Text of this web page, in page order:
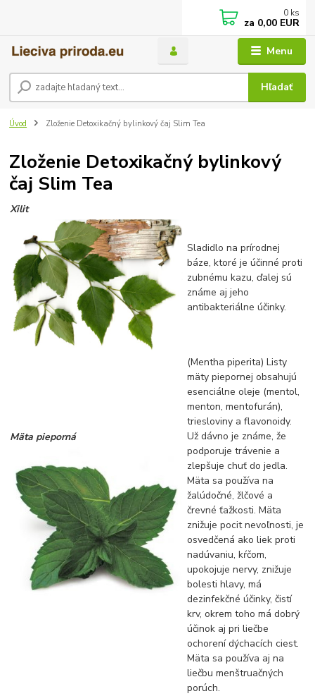
Menu
Hľadať
0 ks
za 0,00 EUR
Úvod Zloženie Detoxikačný bylinkový čaj Slim Tea
Zloženie Detoxikačný bylinkový
čaj Slim Tea
Xilit
Sladidlo na prírodnej
báze, ktoré je účinné proti
zubnému kazu, ďalej sú
známe aj jeho
antibakteriálne účinky.
Mäta pieporná
(Mentha piperita) Listy
mäty piepornej obsahujú
esenciálne oleje (mentol,
menton, mentofurán),
triesloviny a flavonoidy.
Už dávno je známe, že
podporuje trávenie a
zlepšuje chuť do jedla.
Mäta sa používa na
žalúdočné, žlčové a
črevné ťažkosti. Mäta
znižuje pocit nevoľnosti, je
osvedčená ako liek proti
nadúvaniu, kŕčom,
upokojuje nervy, znižuje
bolesti hlavy, má
dezinfekčné účinky, čistí
krv, okrem toho má dobrý
účinok aj pri liečbe
ochorení dýchacích ciest.
Mäta sa používa aj na
liečbu menštruačných
porúch.